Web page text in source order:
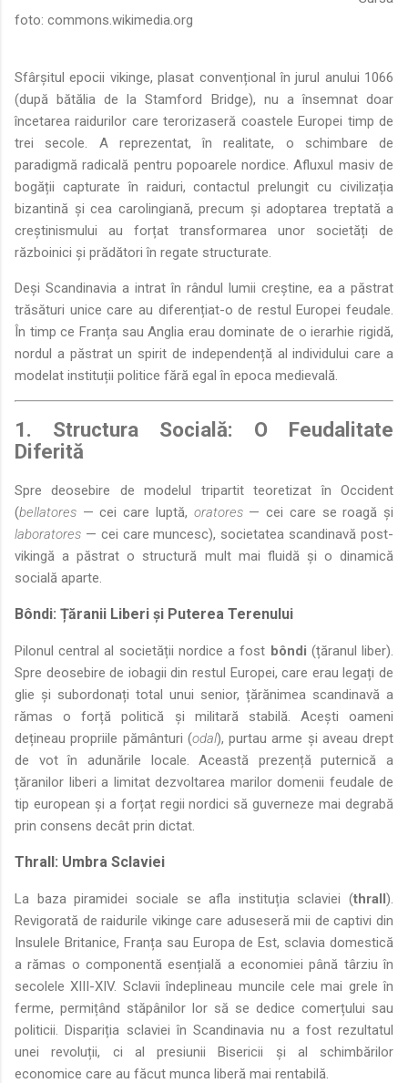
foto: commons.wikimedia.org
Sfârșitul epocii vikinge, plasat convențional în jurul anului 1066
(după bătălia de la Stamford Bridge), nu a însemnat doar
încetarea raidurilor care terorizaseră coastele Europei timp de
trei secole. A reprezentat, în realitate, o schimbare de
paradigmă radicală pentru popoarele nordice. Afluxul masiv de
bogății capturate în raiduri, contactul prelungit cu civilizația
bizantină și cea carolingiană, precum și adoptarea treptată a
creștinismului au forțat transformarea unor societăți de
războinici și prădători în regate structurate.
Deși Scandinavia a intrat în rândul lumii creștine, ea a păstrat
trăsături unice care au diferențiat-o de restul Europei feudale.
În timp ce Franța sau Anglia erau dominate de o ierarhie rigidă,
nordul a păstrat un spirit de independență al individului care a
modelat instituții politice fără egal în epoca medievală.
1. Structura Socială: O Feudalitate
Diferită
Spre deosebire de modelul tripartit teoretizat în Occident
(bellatores — cei care luptă, oratores— cei care se roagă și
laboratores — cei care muncesc), societatea scandinavă post-
vikingă a păstrat o structură mult mai fluidă și o dinamică
socială aparte.
Bôndi: Țăranii Liberi și Puterea Terenului
Pilonul central al societății nordice a fost bôndi (țăranul liber).
Spre deosebire de iobagii din restul Europei, care erau legați de
glie și subordonați total unui senior, țărănimea scandinavă a
rămas o forță politică și militară stabilă. Acești oameni
dețineau propriile pământuri (odal), purtau arme și aveau drept
de vot în adunările locale. Această prezență puternică a
țăranilor liberi a limitat dezvoltarea marilor domenii feudale de
tip european și a forțat regii nordici să guverneze mai degrabă
prin consens decât prin dictat.
Thrall: Umbra Sclaviei
La baza piramidei sociale se afla instituția sclaviei (thrall).
Revigorată de raidurile vikinge care aduseseră mii de captivi din
Insulele Britanice, Franța sau Europa de Est, sclavia domestică
a rămas o componentă esențială a economiei până târziu în
secolele XIII-XIV. Sclavii îndeplineau muncile cele mai grele în
ferme, permițând stăpânilor lor să se dedice comerțului sau
politicii. Dispariția sclaviei în Scandinavia nu a fost rezultatul
unei revoluții, ci al presiunii Bisericii și al schimbărilor
economice care au făcut munca liberă mai rentabilă.